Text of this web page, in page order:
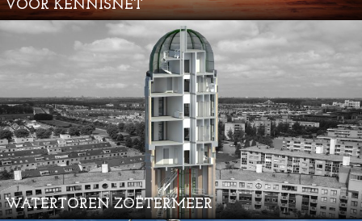
VOOR KENNISNET
WATERTOREN ZOETERMEER